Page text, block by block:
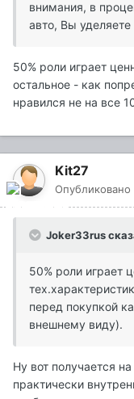
внимания, в
авто, Вы
50% роли играет
остальное - как
нравился не на все
Kit27
Опубликовано
Joker33rus
50% роли играет
перед покупкой
внешнему виду).
Ну вот получается
практически